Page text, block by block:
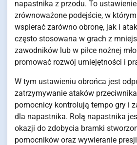
napastnika z przodu. To
zrównoważone podejście, w
wspierać zarówno obronę, jak i
często stosowana w grach z
zawodników lub w piłce nożnej
promować rozwój umiejętności i
W tym ustawieniu obrońca jest
zatrzymywanie ataków
pomocnicy kontrolują tempo gry i
dla napastnika. Rolą napastnika
okazji do zdobycia bramki
pomocników oraz wywieranie